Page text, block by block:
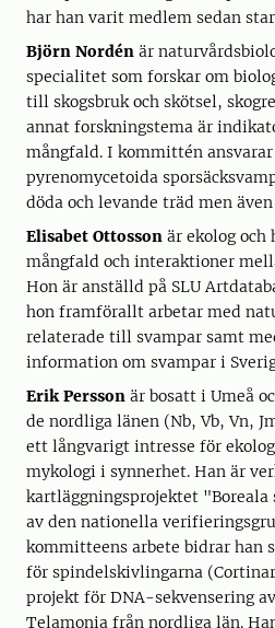
har han varit medlem sedan
Björn Nordén är
specialitet som forskar om
till skogsbruk och skötsel,
annat forskningstema är
mångfald. I kommittén
pyrenomycetoida
döda och levande träd men
Elisabet Ottosson är ekolog
mångfald och interaktioner
Hon är anställd på SLU
hon framförallt arbetar med
relaterade till svampar samt
information om svampar i
Erik Persson är bosatt i Umeå
de nordliga länen (Nb, Vb, Vn,
ett långvarigt intresse för
mykologi i synnerhet. Han är
kartläggningsprojektet "Boreala
av den nationella
kommitteens arbete bidrar han
för spindelskivlingarna
projekt för DNA-sekvensering
Telamonia från nordliga län.